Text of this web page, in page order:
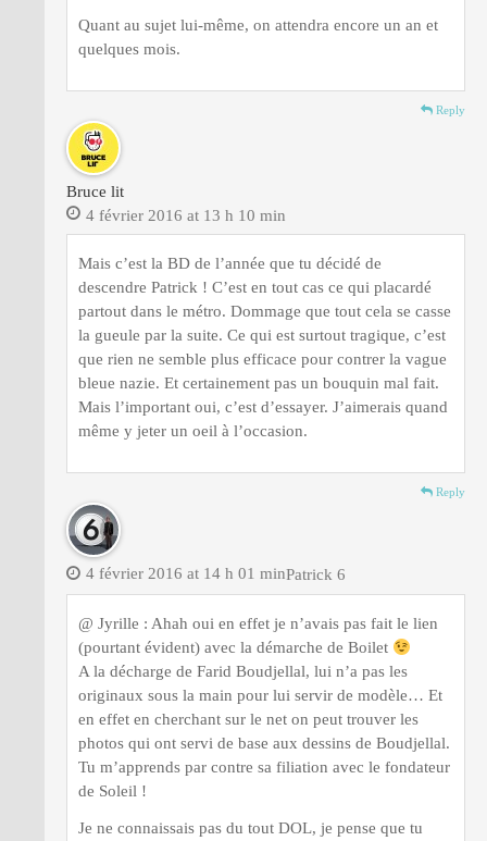
Quant au sujet lui-même, on attendra encore un an et
quelques mois.
Reply
Bruce lit
4 février 2016 at 13 h 10 min
Mais c’est la BD de l’année que tu décidé de
descendre Patrick ! C’est en tout cas ce qui placardé
partout dans le métro. Dommage que tout cela se casse
la gueule par la suite. Ce qui est surtout tragique, c’est
que rien ne semble plus efficace pour contrer la vague
bleue nazie. Et certainement pas un bouquin mal fait.
Mais l’important oui, c’est d’essayer. J’aimerais quand
même y jeter un oeil à l’occasion.
Reply
Patrick 6
4 février 2016 at 14 h 01 min
@ Jyrille : Ahah oui en effet je n’avais pas fait le lien
(pourtant évident) avec la démarche de Boilet
A la décharge de Farid Boudjellal, lui n’a pas les
originaux sous la main pour lui servir de modèle… Et
en effet en cherchant sur le net on peut trouver les
photos qui ont servi de base aux dessins de Boudjellal.
Tu m’apprends par contre sa filiation avec le fondateur
de Soleil !
Je ne connaissais pas du tout DOL, je pense que tu